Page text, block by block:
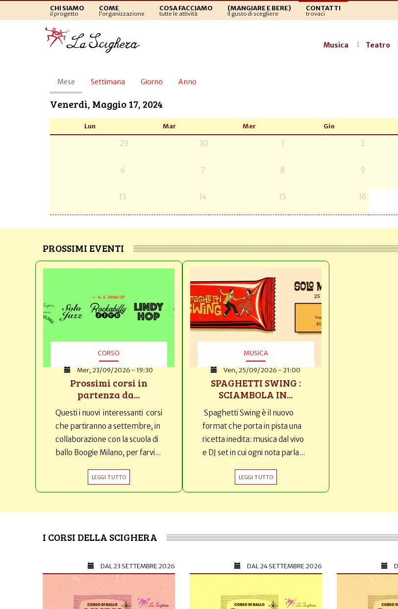
CHI SIAMO
il progetto
COME
l'organizzazione
COSA FACCIAMO
tutte le attività
(MANGIARE E BERE)
Il gusto di scegliere
CONTATTI
trovaci
Musica Teatro
Schede
primarie
Mese (scheda
attiva)
Settimana Giorno Anno
Venerdì, Maggio 17, 2024
Lun Mar Mer Gio
29 30 1 2
6 7 8 9
13 14 15 16
PROSSIMI EVENTI
CORSO
Mer, 23/09/2026 - 19:30
Prossimi corsi in
partenza da...
Questi i nuovi interessanti corsi
che partiranno a settembre, in
collaborazione con la scuola di
ballo Boogie Milano, per farvi...
LEGGI TUTTO
MUSICA
Ven, 25/09/2026 - 21:00
SPAGHETTI SWING :
SCIAMBOLA IN...
Spaghetti Swing è il nuovo
format che porta in pista una
ricetta inedita: musica dal vivo
e DJ set in cui ogni nota parla...
LEGGI TUTTO
I CORSI DELLA SCIGHERA
DAL23 SETTEMBRE 2026 DAL24 SETTEMBRE 2026